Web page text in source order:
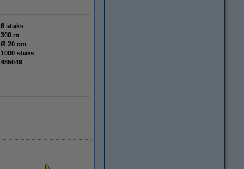
6 stuks
300 m
Ø 20 cm
1000 stuks
485049